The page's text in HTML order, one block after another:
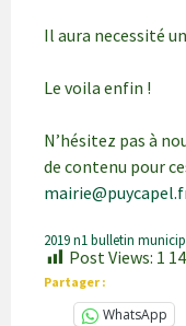
Il aura necessité
Le voila enfin !
N’hésitez pas à
de contenu pour
2019 n1 bulletin
Post Views: 1
Partager :
WhatsApp